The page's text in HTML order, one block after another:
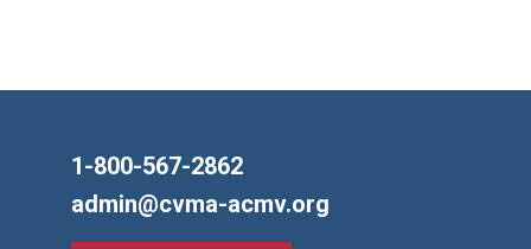
1-800-567-2862
admin@cvma-acmv.org